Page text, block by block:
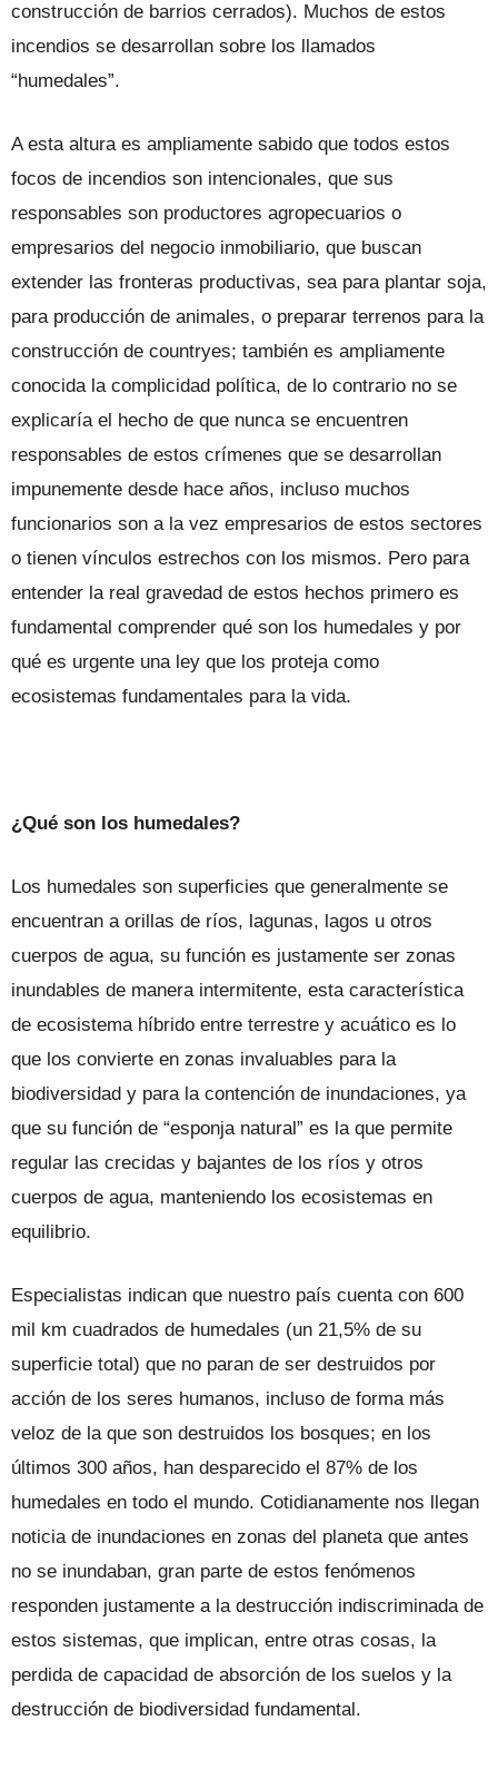
construcción de barrios cerrados). Muchos de estos
incendios se desarrollan sobre los llamados
“humedales”.
A esta altura es ampliamente sabido que todos estos
focos de incendios son intencionales, que sus
responsables son productores agropecuarios o
empresarios del negocio inmobiliario, que buscan
extender las fronteras productivas, sea para plantar soja,
para producción de animales, o preparar terrenos para la
construcción de countryes; también es ampliamente
conocida la complicidad política, de lo contrario no se
explicaría el hecho de que nunca se encuentren
responsables de estos crímenes que se desarrollan
impunemente desde hace años, incluso muchos
funcionarios son a la vez empresarios de estos sectores
o tienen vínculos estrechos con los mismos. Pero para
entender la real gravedad de estos hechos primero es
fundamental comprender qué son los humedales y por
qué es urgente una ley que los proteja como
ecosistemas fundamentales para la vida.
¿Qué son los humedales?
Los humedales son superficies que generalmente se
encuentran a orillas de ríos, lagunas, lagos u otros
cuerpos de agua, su función es justamente ser zonas
inundables de manera intermitente, esta característica
de ecosistema híbrido entre terrestre y acuático es lo
que los convierte en zonas invaluables para la
biodiversidad y para la contención de inundaciones, ya
que su función de “esponja natural” es la que permite
regular las crecidas y bajantes de los ríos y otros
cuerpos de agua, manteniendo los ecosistemas en
equilibrio.
Especialistas indican que nuestro país cuenta con 600
mil km cuadrados de humedales (un 21,5% de su
superficie total) que no paran de ser destruidos por
acción de los seres humanos, incluso de forma más
veloz de la que son destruidos los bosques; en los
últimos 300 años, han desparecido el 87% de los
humedales en todo el mundo. Cotidianamente nos llegan
noticia de inundaciones en zonas del planeta que antes
no se inundaban, gran parte de estos fenómenos
responden justamente a la destrucción indiscriminada de
estos sistemas, que implican, entre otras cosas, la
perdida de capacidad de absorción de los suelos y la
destrucción de biodiversidad fundamental.